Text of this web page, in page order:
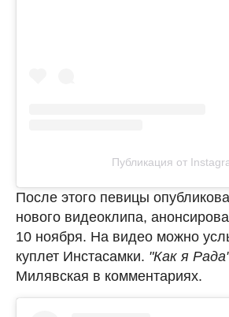
Публикация от
После этого певицы
нового видеоклипа,
10 ноября. На видео можно
куплет Инстасамки. "Как я
Милявская в комментариях.